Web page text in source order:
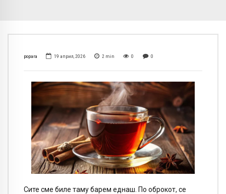
popara 19 април, 2026 2 min 0 0
Сите сме биле таму барем еднаш. По оброкот, се